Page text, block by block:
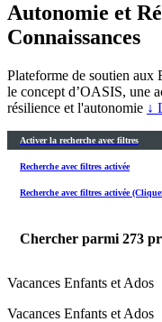
Autonomie et
Connaissances
Plateforme de soutien aux
le concept d’OASIS, une
résilience et l'autonomie ↓
Activer la recherche avec filtres
Recherche avec filtres activée
Recherche avec filtres activée
Chercher parmi 273
Vacances Enfants et Ados
Vacances Enfants et Ados